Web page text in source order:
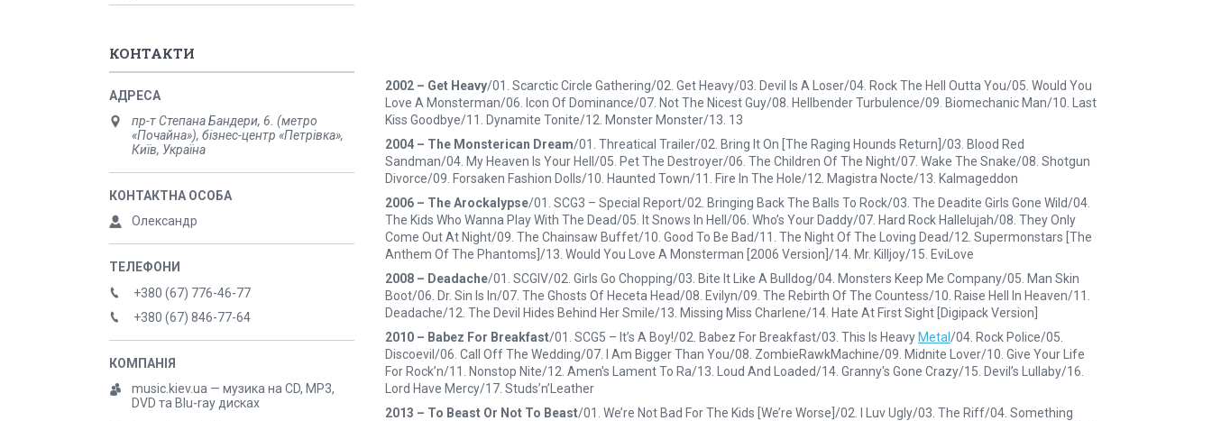
2002 – Get Heavy/01. Scarctic Circle Gathering/02. Get Heavy/03. Devil Is A Loser/04. Rock The Hell Outta You/05. Would You
Love A Monsterman/06. Icon Of Dominance/07. Not The Nicest Guy/08. Hellbender Turbulence/09. Biomechanic Man/10. Last
Kiss Goodbye/11. Dynamite Tonite/12. Monster Monster/13. 13
2004 – The Monsterican Dream/01. Threatical Trailer/02. Bring It On [The Raging Hounds Return]/03. Blood Red
Sandman/04. My Heaven Is Your Hell/05. Pet The Destroyer/06. The Children Of The Night/07. Wake The Snake/08. Shotgun
Divorce/09. Forsaken Fashion Dolls/10. Haunted Town/11. Fire In The Hole/12. Magistra Nocte/13. Kalmageddon
2006 – The Arockalypse/01. SCG3 – Special Report/02. Bringing Back The Balls To Rock/03. The Deadite Girls Gone Wild/04.
The Kids Who Wanna Play With The Dead/05. It Snows In Hell/06. Who’s Your Daddy/07. Hard Rock Hallelujah/08. They Only
Come Out At Night/09. The Chainsaw Buffet/10. Good To Be Bad/11. The Night Of The Loving Dead/12. Supermonstars [The
Anthem Of The Phantoms]/13. Would You Love A Monsterman [2006 Version]/14. Mr. Killjoy/15. EviLove
2008 – Deadache/01. SCGIV/02. Girls Go Chopping/03. Bite It Like A Bulldog/04. Monsters Keep Me Company/05. Man Skin
Boot/06. Dr. Sin Is In/07. The Ghosts Of Heceta Head/08. Evilyn/09. The Rebirth Of The Countess/10. Raise Hell In Heaven/11.
Deadache/12. The Devil Hides Behind Her Smile/13. Missing Miss Charlene/14. Hate At First Sight [Digipack Version]
2010 – Babez For Breakfast/01. SCG5 – It’s A Boy!/02. Babez For Breakfast/03. This Is HeavyMetal/04. Rock Police/05.
Discoevil/06. Call Off The Wedding/07. I Am Bigger Than You/08. ZombieRawkMachine/09. Midnite Lover/10. Give Your Life
For Rock’n/11. Nonstop Nite/12. Amen's Lament To Ra/13. Loud And Loaded/14. Granny's Gone Crazy/15. Devil’s Lullaby/16.
Lord Have Mercy/17. Studs’n’Leather
2013 – To Beast Or Not To Beast/01. We’re Not Bad For The Kids [We’re Worse]/02. I Luv Ugly/03. The Riff/04. Something
КОНТАКТИ
пр-т Степана Бандери, 6. (метро
«Почайна»), бізнес-центр «Петрівка»,
Київ, Україна
Олександр
+380 (67) 776-46-77
+380 (67) 846-77-64
music.kiev.ua — музика на CD, MP3,
DVD та Blu-ray дисках